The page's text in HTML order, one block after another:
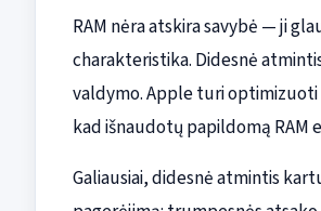
RAM nėra atskira savybė — ji
charakteristika. Didesnė
valdymo. Apple turi
kad išnaudotų papildomą
Galiausiai, didesnė atmintis